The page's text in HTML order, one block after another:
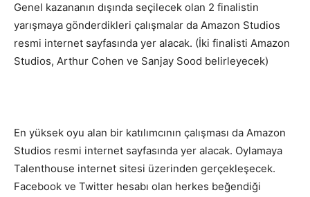
Genel kazananın dışında seçilecek olan 2 finalistin
yarışmaya gönderdikleri çalışmalar da Amazon Studios
resmi internet sayfasında yer alacak. (İki finalisti Amazon
Studios, Arthur Cohen ve Sanjay Sood belirleyecek)
En yüksek oyu alan bir katılımcının çalışması da Amazon
Studios resmi internet sayfasında yer alacak. Oylamaya
Talenthouse internet sitesi üzerinden gerçekleşecek.
Facebook ve Twitter hesabı olan herkes beğendiği